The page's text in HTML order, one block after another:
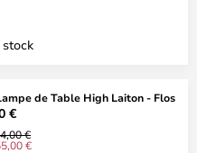
stock
de Table High Laiton - Flos
€
€
€